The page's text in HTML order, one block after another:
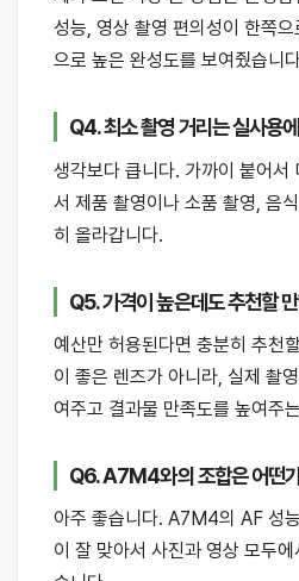
성능, 영상 촬영 편의성이 한쪽
으로 높은 완성도를 보여줬습니
Q4. 최소 촬영 거리는 실사용
생각보다 큽니다. 가까이 붙어서
서 제품 촬영이나 소품 촬영, 음
히 올라갑니다.
Q5. 가격이 높은데도 추천할
예산만 허용된다면 충분히 추천
이 좋은 렌즈가 아니라, 실제 촬
여주고 결과물 만족도를 높여주
Q6. A7M4와의 조합은 어떤
아주 좋습니다. A7M4의 AF 성
이 잘 맞아서 사진과 영상 모두